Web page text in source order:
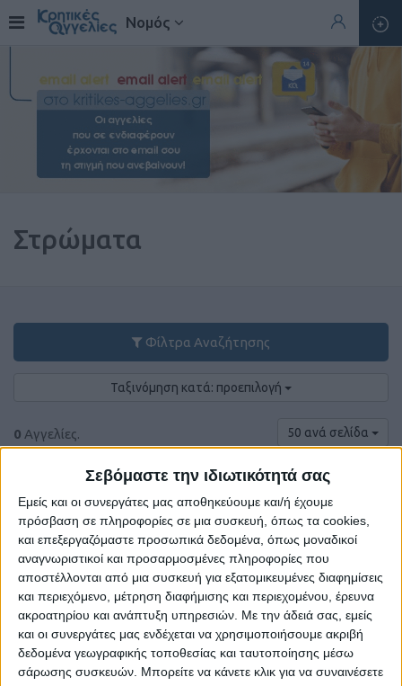
Σεβόμαστε την ιδιωτικότητά σας
Εμείς και οι συνεργάτες μας αποθηκεύουμε και/ή έχουμε
πρόσβαση σε πληροφορίες σε μια συσκευή, όπως τα cookies,
και επεξεργαζόμαστε προσωπικά δεδομένα, όπως μοναδικοί
αναγνωριστικοί και προσαρμοσμένες πληροφορίες που
αποστέλλονται από μια συσκευή για εξατομικευμένες διαφημίσεις
και περιεχόμενο, μέτρηση διαφήμισης και περιεχομένου, έρευνα
ακροατηρίου και ανάπτυξη υπηρεσιών. Με την άδειά σας, εμείς
και οι συνεργάτες μας ενδέχεται να χρησιμοποιήσουμε ακριβή
δεδομένα γεωγραφικής τοποθεσίας και ταυτοποίησης μέσω
σάρωσης συσκευών. Μπορείτε να κάνετε κλικ για να συναινέσετε
Νομός
Στρώματα
Φίλτρα Αναζήτησης
Ταξινόμηση κατά: προεπιλογή
0 Αγγελίες. 50 ανά σελίδα
Δε βρέθηκαν αγγελίες σύμφωνα με τα